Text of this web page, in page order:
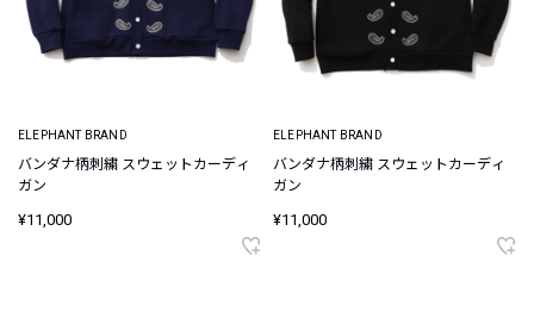
ELEPHANT BRAND
バンダナ柄刺繍 スウェットカーディ
ガン
¥11,000
ELEPHANT BRAND
バンダナ柄刺繍 スウェットカーディ
ガン
¥11,000